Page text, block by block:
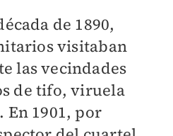
de 1890,
visitaban
las vecindades
de tifo, viruela
1901, por